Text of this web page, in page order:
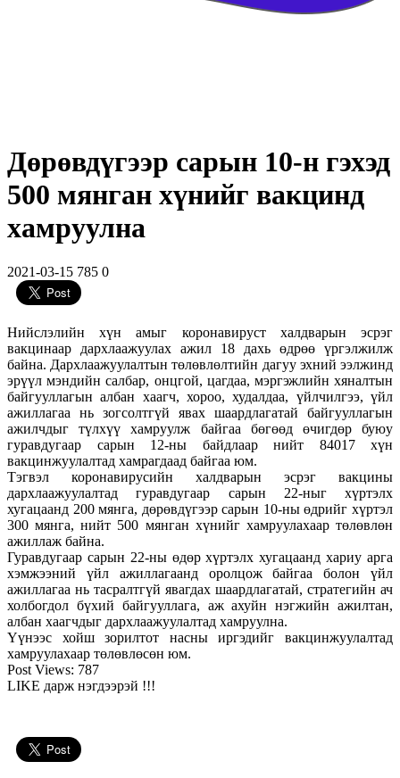
Дөрөвдүгээр сарын 10-н гэхэд
500 мянган хүнийг вакцинд
хамруулна
2021-03-15 785 0
Нийслэлийн хүн амыг коронавируст халдварын эсрэг
вакцинаар дархлаажуулах ажил 18 дахь өдрөө үргэлжилж
байна. Дархлаажуулалтын төлөвлөлтийн дагуу эхний ээлжинд
эрүүл мэндийн салбар, онцгой, цагдаа, мэргэжлийн хяналтын
байгууллагын албан хаагч, хороо, худалдаа, үйлчилгээ, үйл
ажиллагаа нь зогсолтгүй явах шаардлагатай байгууллагын
ажилчдыг түлхүү хамруулж байгаа бөгөөд өчигдөр буюу
гуравдугаар сарын 12-ны байдлаар нийт 84017 хүн
вакцинжуулалтад хамрагдаад байгаа юм.
Тэгвэл коронавирусийн халдварын эсрэг вакцины
дархлаажуулалтад гуравдугаар сарын 22-ныг хүртэлх
хугацаанд 200 мянга, дөрөвдүгээр сарын 10-ны өдрийг хүртэл
300 мянга, нийт 500 мянган хүнийг хамруулахаар төлөвлөн
ажиллаж байна.
Гуравдугаар сарын 22-ны өдөр хүртэлх хугацаанд хариу арга
хэмжээний үйл ажиллагаанд оролцож байгаа болон үйл
ажиллагаа нь тасралтгүй явагдах шаардлагатай, стратегийн ач
холбогдол бүхий байгууллага, аж ахуйн нэгжийн ажилтан,
албан хаагчдыг дархлаажуулалтад хамруулна.
Үүнээс хойш зорилтот насны иргэдийг вакцинжуулалтад
хамруулахаар төлөвлөсөн юм.
Post Views: 787
LIKE дарж нэгдээрэй !!!